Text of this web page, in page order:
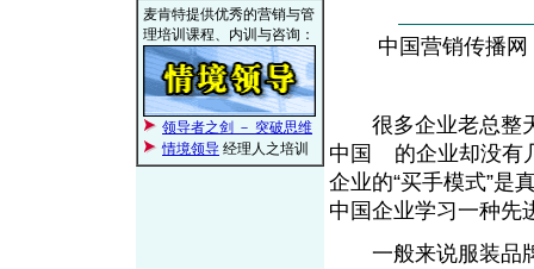
麦肯特提供优秀的营销与管
理培训课程、内训与咨询：
领导者之剑 － 突破思维
情境领导 经理人之培训
中国营销传播
很多企业老总整天
中国
的企业却没有
企业的“买手模式”是
中国企业学习一种
一般来说服装品牌